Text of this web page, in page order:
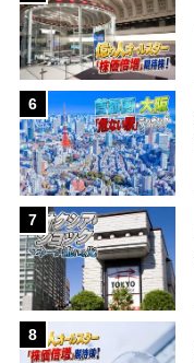
6
7
8